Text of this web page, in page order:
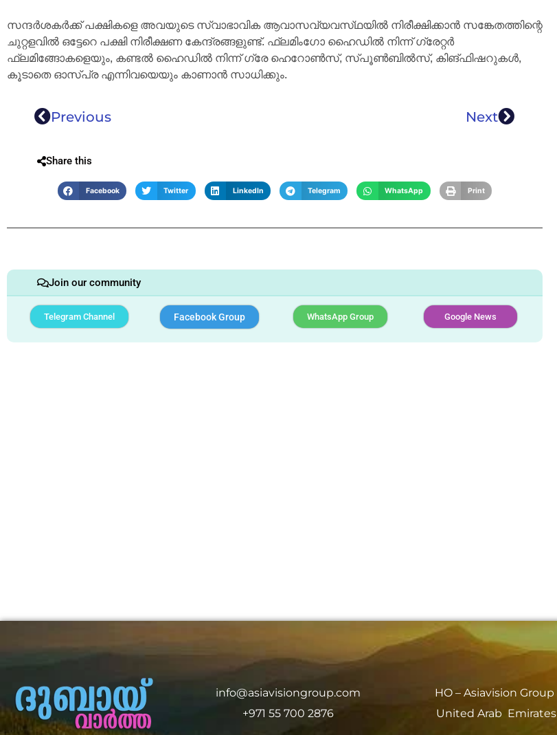
സന്ദർശകർക്ക് പക്ഷികളെ അവയുടെ സ്വാഭാവിക ആവാസവ്യവസ്‌ഥയിൽ നിരീക്ഷിക്കാൻ സങ്കേതത്തിന്റെ
ചുറ്റളവിൽ ഒട്ടേറെ പക്ഷി നിരീക്ഷണ കേന്ദ്രങ്ങളുണ്ട്. ഫ്ലമിംഗോ ഹൈഡിൽ നിന്ന് ഗ്രേറ്റർ
ഫ്ലമിങ്ങോകളെയും, കണ്ടൽ ഹൈഡിൽ നിന്ന് ഗ്രേ ഹെറോൺസ്, സ്‌പൂൺബിൽസ്, കിങ്ഫിഷറുകൾ,
കൂടാതെ ഓസ്പ്ര എന്നിവയെയും കാണാൻ സാധിക്കും.
Previous Next
Share this
Facebook Twitter LinkedIn Telegram WhatsApp Print
Join our community
Telegram Channel Facebook Group WhatsApp Group Google News
info@asiavisiongroup.com
+971 55 700 2876
HO – Asiavision Group
United Arab Emirates